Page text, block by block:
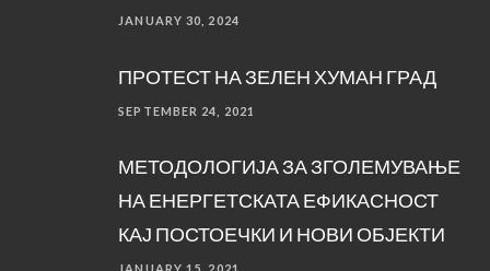
JANUARY 30, 2024
ПРОТЕСТ НА ЗЕЛЕН ХУМАН ГРАД
SEPTEMBER 24, 2021
МЕТОДОЛОГИЈА ЗА ЗГОЛЕМУВАЊЕ
НА ЕНЕРГЕТСКАТА ЕФИКАСНОСТ
КАЈ ПОСТОЕЧКИ И НОВИ ОБЈЕКТИ